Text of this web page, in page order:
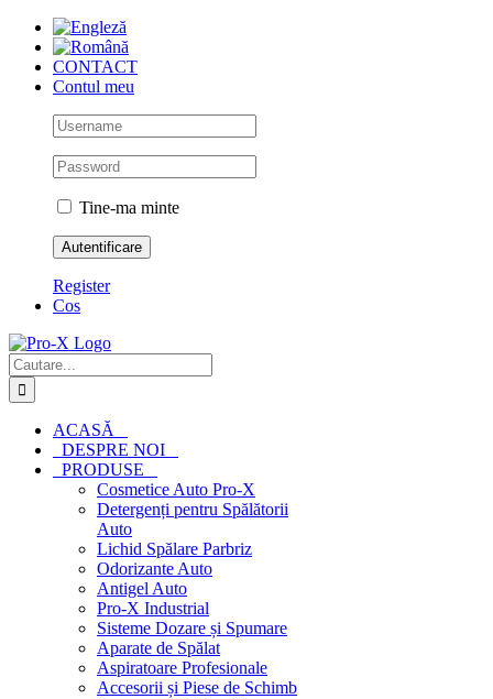
Skip
contentCONTACT
Contul meu
Tine-ma minte
Register
Cos
Cautare...
ACASĂ
DESPRE NOI
PRODUSE
Cosmetice Auto Pro-X
Detergenți pentru Spălătorii
Auto
Lichid Spălare Parbriz
Odorizante Auto
Antigel Auto
Pro-X Industrial
Sisteme Dozare și Spumare
Aparate de Spălat
Aspiratoare Profesionale
Accesorii și Piese de Schimb